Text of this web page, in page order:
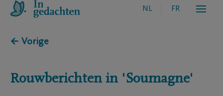
NL FR
← Vorige
Rouwberichten in 'Soumagne'